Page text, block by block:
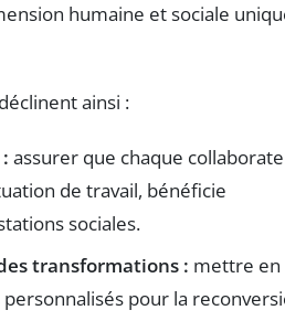
humaine et sociale
ainsi :
assurer que chaque
de travail, bénéficie
sociales.
transformations : mettre en
pour la